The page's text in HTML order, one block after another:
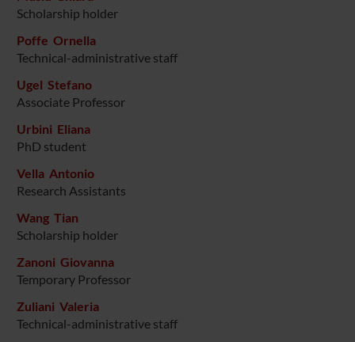
Scholarship holder
Poffe Ornella
Technical-administrative staff
Ugel Stefano
Associate Professor
Urbini Eliana
PhD student
Vella Antonio
Research Assistants
Wang Tian
Scholarship holder
Zanoni Giovanna
Temporary Professor
Zuliani Valeria
Technical-administrative staff